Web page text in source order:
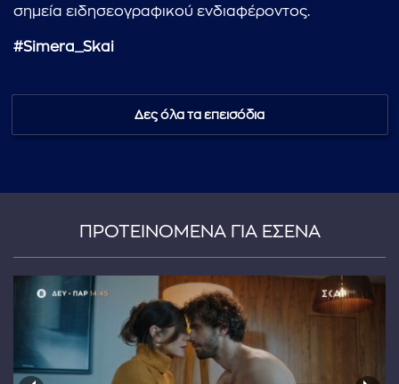
σημεία ειδησεογραφικού ενδιαφέροντος.
#Simera_Skai
Δες όλα τα επεισόδια
ΠΡΟΤΕΙΝΟΜΕΝΑ ΓΙΑ ΕΣΕΝΑ